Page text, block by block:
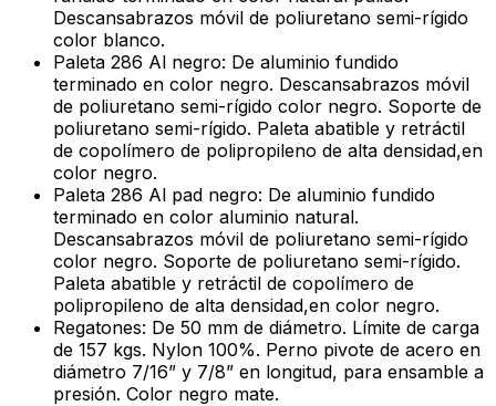
Descansabrazos móvil de poliuretano semi-rígido
color blanco.
Paleta 286 Al negro: De aluminio fundido
terminado en color negro. Descansabrazos móvil
de poliuretano semi-rígido color negro. Soporte de
poliuretano semi-rígido. Paleta abatible y retráctil
de copolímero de polipropileno de alta densidad,en
color negro.
Paleta 286 Al pad negro: De aluminio fundido
terminado en color aluminio natural.
Descansabrazos móvil de poliuretano semi-rígido
color negro. Soporte de poliuretano semi-rígido.
Paleta abatible y retráctil de copolímero de
polipropileno de alta densidad,en color negro.
Regatones: De 50 mm de diámetro. Límite de carga
de 157 kgs. Nylon 100%. Perno pivote de acero en
diámetro 7/16” y 7/8” en longitud, para ensamble a
presión. Color negro mate.